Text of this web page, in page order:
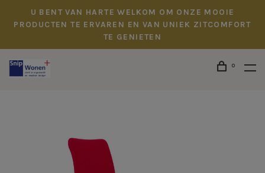
U BENT VAN HARTE WELKOM OM ONZE MOOIE
PRODUCTEN TE ERVAREN EN VAN UNIEK ZITCOMFORT
TE GENIETEN
0